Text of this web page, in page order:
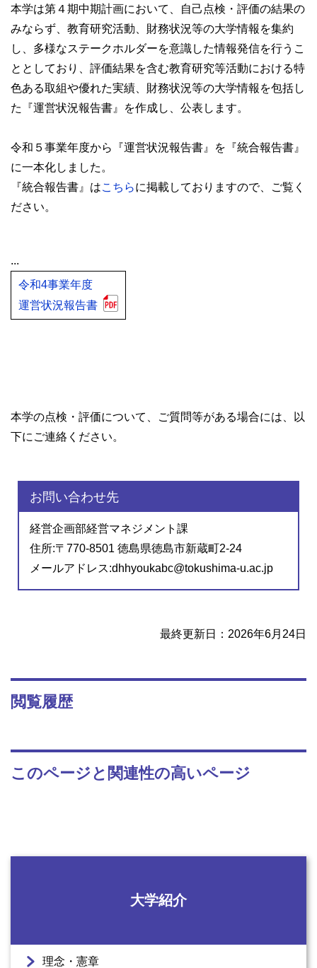
本学は第４期中期計画において、自己点検・評価の結果の
みならず、教育研究活動、財務状況等の大学情報を集約
し、多様なステークホルダーを意識した情報発信を行うこ
ととしており、評価結果を含む教育研究等活動における特
色ある取組や優れた実績、財務状況等の大学情報を包括し
た『運営状況報告書』を作成し、公表します。
令和５事業年度から『運営状況報告書』を『統合報告書』
に一本化しました。
『統合報告書』はこちらに掲載しておりますので、ご覧く
ださい。
...
令和4事業年度
運営状況報告書
本学の点検・評価について、ご質問等がある場合には、以
下にご連絡ください。
お問い合わせ先
経営企画部経営マネジメント課
住所:〒770-8501 徳島県徳島市新蔵町2-24
メールアドレス:dhhyoukabc@tokushima-u.ac.jp
最終更新日：2026年6月24日
閲覧履歴
このページと関連性の高いページ
大学紹介
理念・憲章